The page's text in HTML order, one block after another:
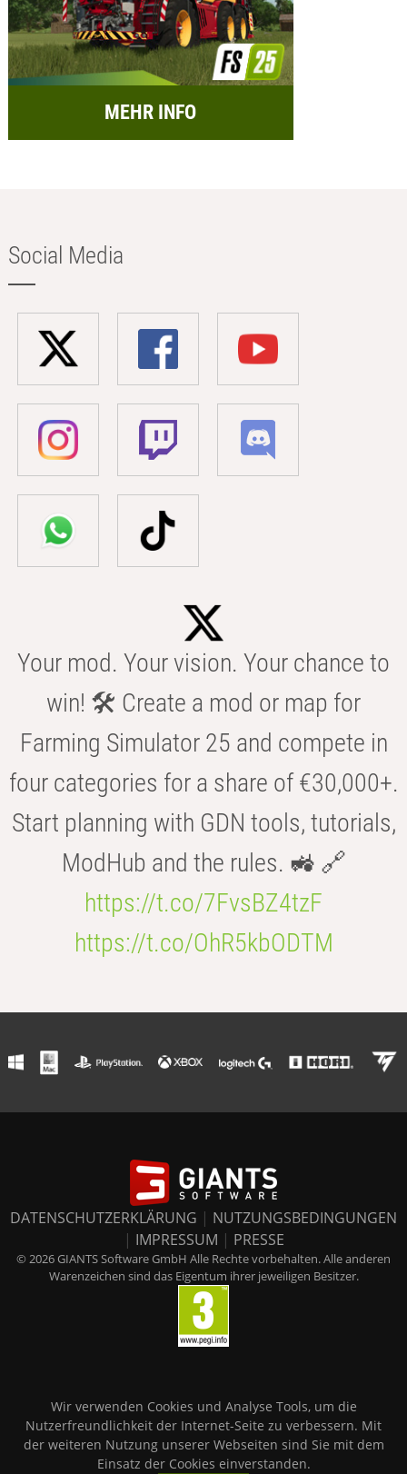
MEHR INFO
Social Media
Your mod. Your vision. Your chance to
win! 🛠️ Create a mod or map for
Farming Simulator 25 and compete in
four categories for a share of €30,000+.
Start planning with GDN tools, tutorials,
ModHub and the rules. 🚜 🔗
https://t.co/7FvsBZ4tzF
https://t.co/OhR5kbODTM
DATENSCHUTZERKLÄRUNG | NUTZUNGSBEDINGUNGEN
| IMPRESSUM | PRESSE
© 2026 GIANTS Software GmbH Alle Rechte vorbehalten. Alle anderen
Warenzeichen sind das Eigentum ihrer jeweiligen Besitzer.
Wir verwenden Cookies und Analyse Tools, um die
Nutzerfreundlichkeit der Internet-Seite zu verbessern. Mit
der weiteren Nutzung unserer Webseiten sind Sie mit dem
Einsatz der Cookies einverstanden.